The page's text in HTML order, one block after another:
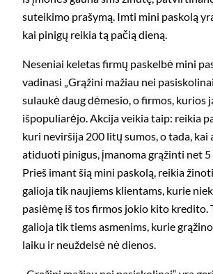
suteikimo prašymą. Imti mini paskolą
kai pinigų reikia tą pačią dieną.
Neseniai keletas firmų paskelbė mini
vadinasi „Grąžini mažiau nei
sulaukė daug dėmesio, o firmos, kurios
išpopuliarėjo. Akcija veikia taip: reikia
kuri neviršija 200 litų sumos, o tada, kai
atiduoti pinigus, įmanoma grąžinti net 5
Prieš imant šią mini paskolą, reikia
galioja tik naujiems klientams, kurie
pasiėmę iš tos firmos jokio kito kredito.
galioja tik tiems asmenims, kurie
laiku ir neuždelsė nė dienos.